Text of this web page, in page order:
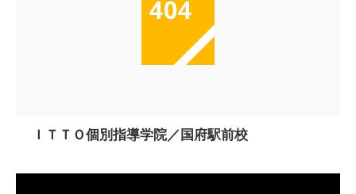
ＩＴＴＯ個別指導学院／国府駅前校